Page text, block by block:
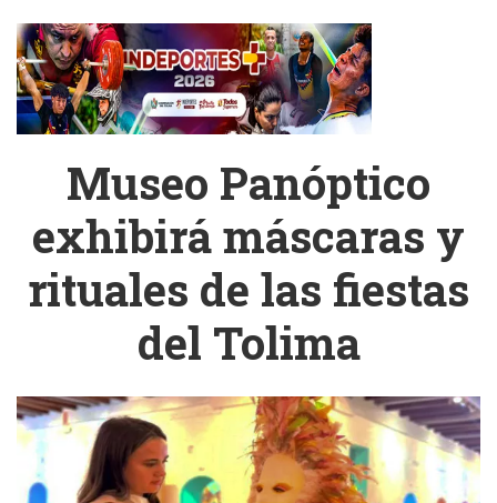
Museo Panóptico
exhibirá máscaras y
rituales de las fiestas
del Tolima